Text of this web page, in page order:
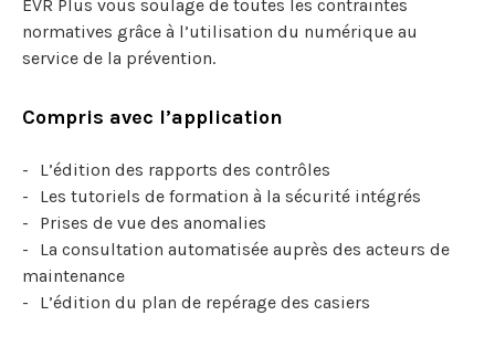
EVR Plus vous soulage de toutes les contraintes
normatives grâce à l’utilisation du numérique au
service de la prévention.
Compris avec l’application
L’édition des rapports des contrôles
Les tutoriels de formation à la sécurité intégrés
Prises de vue des anomalies
La consultation automatisée auprès des acteurs de
maintenance
L’édition du plan de repérage des casiers